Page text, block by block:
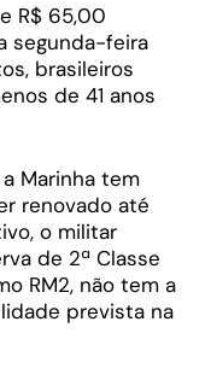
R$ 65,00
segunda-feira
brasileiros
de 41 anos
Marinha tem
renovado até
o militar
de 2ª Classe
RM2, não tem a
prevista na